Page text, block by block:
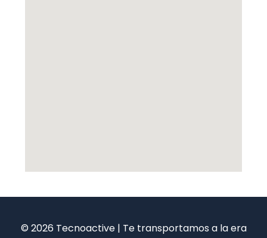
© 2026 Tecnoactive | Te transportamos a la era